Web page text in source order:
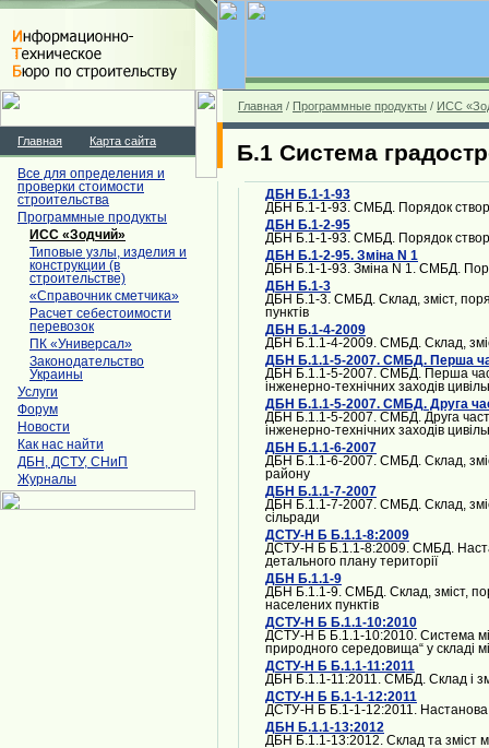
Главная Карта сайта
Все для определения и
проверки стоимости
строительства
Программные продукты
ИСС «Зодчий»
Типовые узлы, изделия и
конструкции (в
строительстве)
«Справочник сметчика»
Расчет себестоимости
перевозок
ПК «Универсал»
Законодательство
Украины
Услуги
Форум
Новости
Как нас найти
ДБН, ДСТУ, СНиП
Журналы
Главная / Программные продукты / ИСС
Б.1 Система
ДБН Б.1-1-93
ДБН Б.1-1-93. СМБД. Порядок
ДБН Б.1-2-95
ДБН Б.1-1-93. СМБД. Порядок
ДБН Б.1-2-95. Зміна N 1
ДБН Б.1-1-93. Зміна N 1. СМБД.
ДБН Б.1-3
ДБН Б.1-3. СМБД. Склад, зміст,
пунктів
ДБН Б.1-4-2009
ДБН Б.1.1-4-2009. СМБД. Склад,
ДБН Б.1.1-5-2007. СМБД. Перша
ДБН Б.1.1-5-2007. СМБД. Перша
інженерно-технічних заходів
ДБН Б.1.1-5-2007. СМБД. Друга
ДБН Б.1.1-5-2007. СМБД. Друга
інженерно-технічних заходів
ДБН Б.1.1-6-2007
ДБН Б.1.1-6-2007. СМБД. Склад,
району
ДБН Б.1.1-7-2007
ДБН Б.1.1-7-2007. СМБД. Склад,
сільради
ДСТУ-Н Б Б.1.1-8:2009
ДСТУ-Н Б Б.1.1-8:2009. СМБД.
детального плану території
ДБН Б.1.1-9
ДБН Б.1.1-9. СМБД. Склад, зміст,
населених пунктів
ДСТУ-Н Б Б.1.1-10:2010
ДСТУ-Н Б Б.1.1-10:2010. Система
природного середовища“ у складі
ДСТУ-Н Б Б.1.1-11:2011
ДБН Б.1.1-11:2011. СМБД. Склад і
ДСТУ-Н Б Б.1-1-12:2011
ДСТУ-Н Б Б.1-1-12:2011. Настанова
ДБН Б.1.1-13:2012
ДБН Б.1.1-13:2012. Склад та зміст